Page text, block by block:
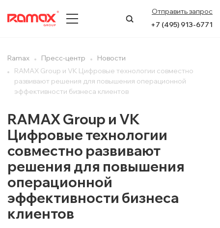
Отправить запрос
+7 (495) 913-6771
ПРЕСС-ЦЕНТР
УСЛУГИ
КЕЙСЫ
КОНТАКТЫ
Ramax Пресс-центр
Новости
RAMAX Group и VK Цифровые технологии совместно
развивают решения для повышения операционной
эффективности бизнеса клиентов
RAMAX Group и VK
Цифровые технологии
совместно развивают
решения для повышения
операционной
эффективности бизнеса
клиентов